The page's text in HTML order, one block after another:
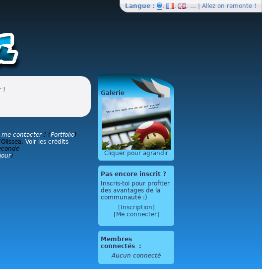
Langue : , , , … | Allez on remonte !
!
me contacter! (Portfolio)
Voir les crédits
)
Galerie
Cliquer pour agrandir
Pas encore inscrit ?
Inscris-toi pour profiter
des avantages de la
communauté :)
[Inscription]
[Me connecter]
Membres
connectés
:
Aucun connecté